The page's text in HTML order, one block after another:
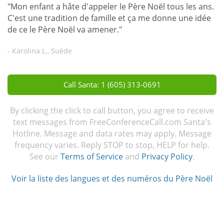
"Mon enfant a hâte d'appeler le Père Noël tous les ans.
C'est une tradition de famille et ça me donne une idée
de ce le Père Noël va amener."
- Karolina L., Suède
Call Santa: 1 (605) 313-0691
By clicking the click to call button, you agree to receive
text messages from FreeConferenceCall.com Santa's
Hotline. Message and data rates may apply. Message
frequency varies. Reply STOP to stop, HELP for help.
See our Terms of Service and Privacy Policy.
Voir la liste des langues et des numéros du Père Noël